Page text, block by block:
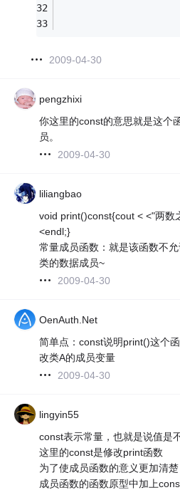
2009-04-30
pengzhixi
你这里的const的意思就是这个
员。
2009-04-30
liliangbao
void print()const{cout < <"两数
<endl;}
常量成员函数：就是该函数不允
类的数据成员~
2009-04-30
OenAuth.Net
简单点：const说明print()这个
改类A的成员变量
2009-04-30
lingyin55
const表示常量，也就是说值是
这里的const是修改print函数
为了使成员函数的意义更加清
成员函数的函数原型中加上